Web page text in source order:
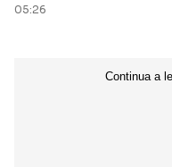
05:26